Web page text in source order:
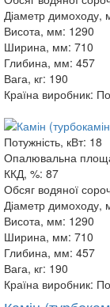
Діаметр димоходу,
Висота, мм: 1290
Ширина, мм: 710
Глибина, мм: 457
Вага, кг: 190
Країна виробник:
Потужність, кВт: 18
Опалювальна
ККД, %: 87
Обсяг водяної
Діаметр димоходу,
Висота, мм: 1290
Ширина, мм: 710
Глибина, мм: 457
Вага, кг: 190
Країна виробник: